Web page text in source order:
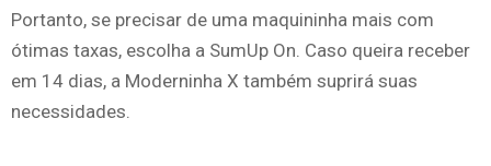
Portanto, se precisar de uma maquininha mais com
ótimas taxas, escolha a SumUp On. Caso queira receber
em 14 dias, a Moderninha X também suprirá suas
necessidades.